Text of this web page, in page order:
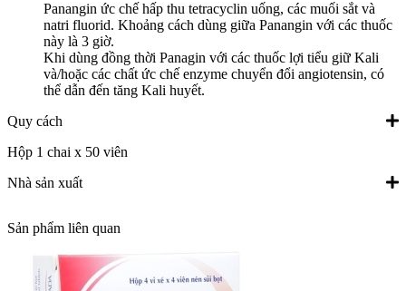
Panangin ức chế hấp thu tetracyclin uống, các muối sắt và
natri fluorid. Khoảng cách dùng giữa Panangin với các thuốc
này là 3 giờ.
Khi dùng đồng thời Panagin với các thuốc lợi tiểu giữ Kali
và/hoặc các chất ức chế enzyme chuyển đổi angiotensin, có
thể dẫn đến tăng Kali huyết.
Quy cách
Hộp 1 chai x 50 viên
Nhà sản xuất
Sản phẩm liên quan